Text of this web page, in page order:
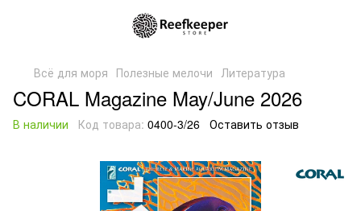
Всё для моря Полезные мелочи Литература
CORAL Magazine May/June 2026
В наличии Код товара: 0400-3/26 Оставить отзыв